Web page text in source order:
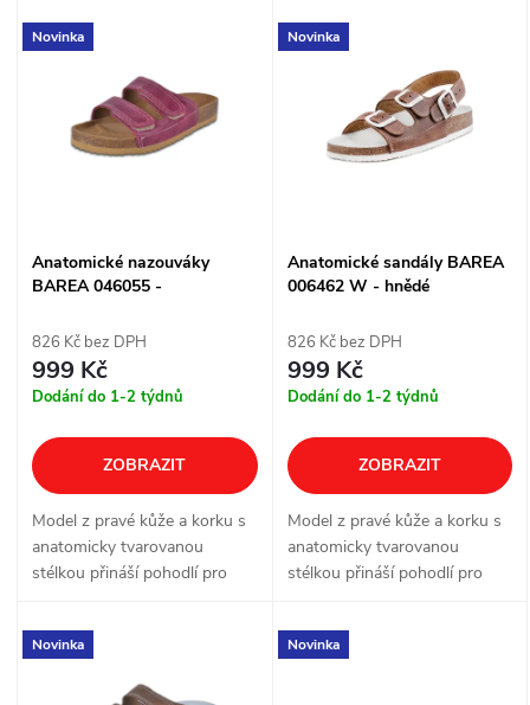
z
p
o
d
u
k
t
Nejdražší
V
s
o
d
u
k
t
Novinka
Anatomické nazouváky
BAREA 046055 -
826 Kč bez DPH
999 Kč
Dodání do 1-2 týdnů
ZOBRAZIT
Model z pravé kůže a korku s
anatomicky tvarovanou
stélkou přináší pohodlí pro
práci i ve volném čase. Pásky
na suchý zip usnadňují rychlé
Novinka
Anatomické sandály BAREA
006462 W - hnědé
826 Kč bez DPH
999 Kč
Dodání do 1-2 týdnů
ZOBRAZIT
Model z pravé kůže a korku s
anatomicky tvarovanou
stélkou přináší pohodlí pro
práci i ve volném čase. Tři
nastavitelné přezky pomáhají
Novinka Novinka